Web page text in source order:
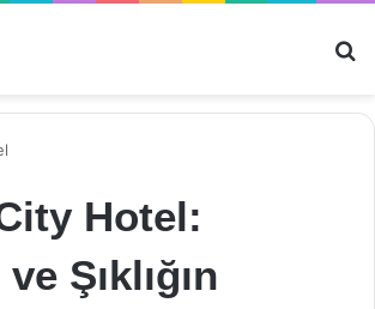
Hotel:
Şıklığın